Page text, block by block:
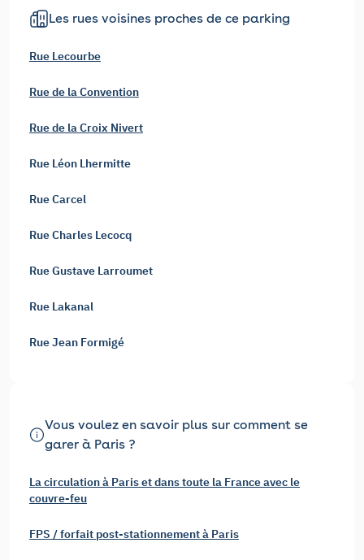
Les rues voisines proches de ce parking
Rue Lecourbe
Rue de la Convention
Rue de la Croix Nivert
Rue Léon Lhermitte
Rue Carcel
Rue Charles Lecocq
Rue Gustave Larroumet
Rue Lakanal
Rue Jean Formigé
Vous voulez en savoir plus sur comment se
garer à Paris ?
La circulation à Paris et dans toute la France avec le
couvre-feu
FPS / forfait post-stationnement à Paris